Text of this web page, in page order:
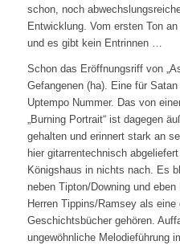
schon, noch
Entwicklung. Vom ersten Ton
und es gibt kein Entrinnen …
Schon das Eröffnungsriff von
Gefangenen (ha). Eine für
Uptempo Nummer. Das von
„Burning Portrait“ ist dagegen
gehalten und erinnert stark an
hier gitarrentechnisch
Königshaus in nichts nach. Es
neben Tipton/Downing und
Herren Tippins/Ramsey als
Geschichtsbücher gehören.
ungewöhnliche Melodieführung